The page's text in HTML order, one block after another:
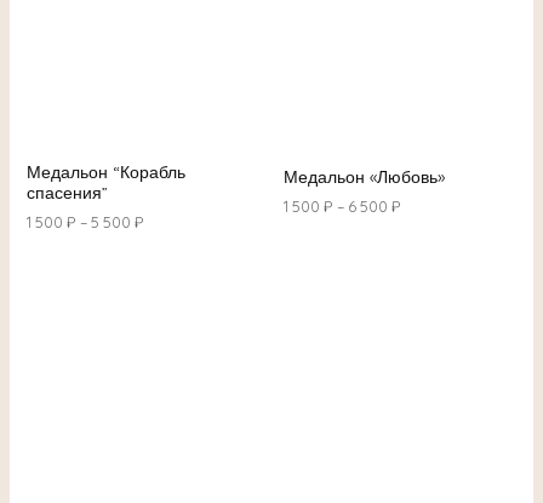
Медальон “Корабль
спасения”
1 500 ₽ –5 500 ₽
Медальон «Любовь»
1 500 ₽ – 6 500 ₽